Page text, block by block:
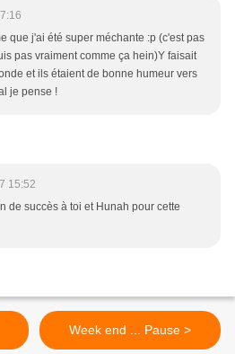
que j'ai été super méchante :p (c'est pas
pas vraiment comme ça hein)Y faisait
et ils étaient de bonne humeur vers
je pense !
15:52
de succès à toi et Hunah pour cette
Week end ... Pause >